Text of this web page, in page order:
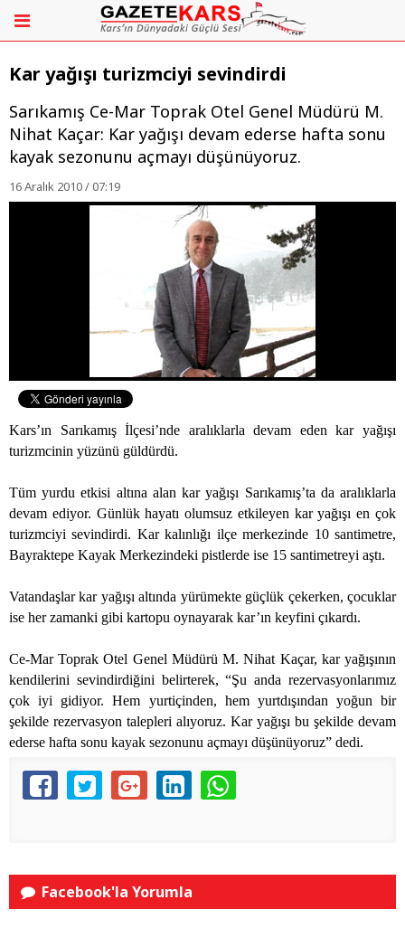
Kar yağışı turizmciyi sevindirdi
Sarıkamış Ce-Mar Toprak Otel Genel Müdürü M.
Nihat Kaçar: Kar yağışı devam ederse hafta sonu
kayak sezonunu açmayı düşünüyoruz.
16 Aralık 2010 / 07:19
Kars’ın Sarıkamış İlçesi’nde aralıklarla devam eden kar yağışı
turizmcinin yüzünü güldürdü.
Tüm yurdu etkisi altına alan kar yağışı Sarıkamış’ta da aralıklarla
devam ediyor. Günlük hayatı olumsuz etkileyen kar yağışı en çok
turizmciyi sevindirdi. Kar kalınlığı ilçe merkezinde 10 santimetre,
Bayraktepe Kayak Merkezindeki pistlerde ise 15 santimetreyi aştı.
Vatandaşlar kar yağışı altında yürümekte güçlük çekerken, çocuklar
ise her zamanki gibi kartopu oynayarak kar’ın keyfini çıkardı.
Ce-Mar Toprak Otel Genel Müdürü M. Nihat Kaçar, kar yağışının
kendilerini sevindirdiğini belirterek, “Şu anda rezervasyonlarımız
çok iyi gidiyor. Hem yurtiçinden, hem yurtdışından yoğun bir
şekilde rezervasyon talepleri alıyoruz. Kar yağışı bu şekilde devam
ederse hafta sonu kayak sezonunu açmayı düşünüyoruz” dedi.
Facebook'la Yorumla